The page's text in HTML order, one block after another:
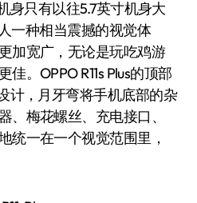
身只有以往5.7英寸机身大
一种相当震撼的视觉体
加宽广，无论是玩吃鸡游
。OPPO R11s Plus的顶部
计，月牙弯将手机底部的杂
、梅花螺丝、充电接口、
统一在一个视觉范围里，